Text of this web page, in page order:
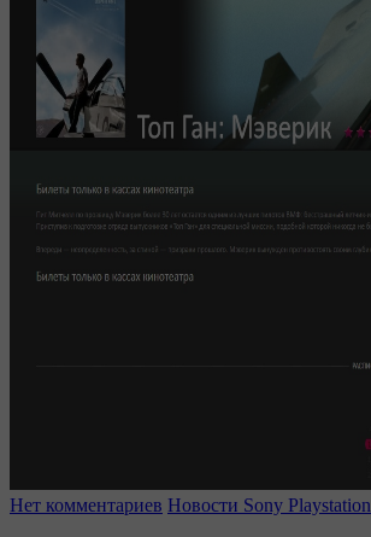
Нет комментариев Новости Sony Playstation